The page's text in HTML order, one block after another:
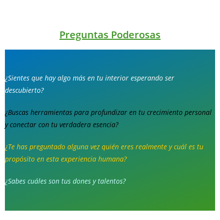
Preguntas Poderosas
¿Sientes que hay algo más en tu interior esperando ser
descubierto?
¿Buscas herramientas para profundizar en tu crecimiento personal
y conectar con tu verdadera esencia?
¿Te has preguntado alguna vez quién eres realmente y cuál es tu
propósito en esta experiencia humana?
¿Sabes cuáles son tus dones y talentos?